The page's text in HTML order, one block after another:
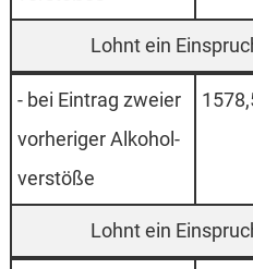
- bei Ein­trag zweier
vorheriger Alkohol­
verstöße